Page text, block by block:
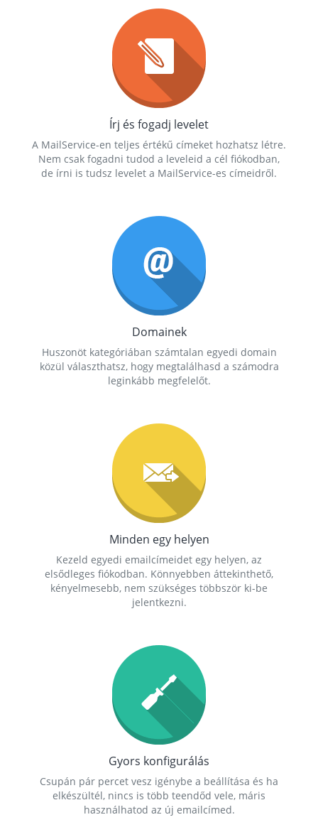
Írj és fogadj levelet
A MailService-en teljes értékű címeket hozhatsz létre.
Nem csak fogadni tudod a leveleid a cél fiókodban,
de írni is tudsz levelet a MailService-es címeidről.
Domainek
Huszonöt kategóriában számtalan egyedi domain
közül választhatsz, hogy megtalálhasd a számodra
leginkább megfelelőt.
Minden egy helyen
Kezeld egyedi emailcímeidet egy helyen, az
elsődleges fiókodban. Könnyebben áttekinthető,
kényelmesebb, nem szükséges többször ki-be
jelentkezni.
Gyors konfigurálás
Csupán pár percet vesz igénybe a beállítása és ha
elkészültél, nincs is több teendőd vele, máris
használhatod az új emailcímed.